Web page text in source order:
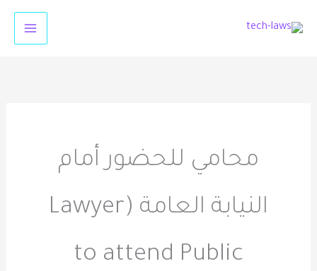
محامي للحضور أمام
النيابة العامة (Lawyer
to attend Public